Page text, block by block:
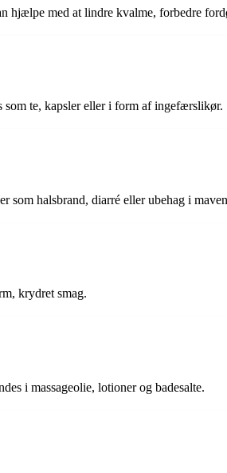
hjælpe med at lindre kvalme, forbedre
te, kapsler eller i form af ingefærslikør.
halsbrand, diarré eller ubehag i
krydret smag.
i massageolie, lotioner og badesalte.